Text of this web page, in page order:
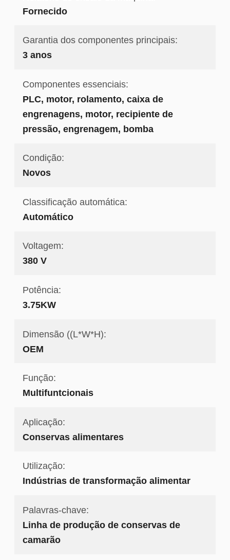
Fornecido
Garantia dos componentes principais:
3 anos
Componentes essenciais:
PLC, motor, rolamento, caixa de
engrenagens, motor, recipiente de
pressão, engrenagem, bomba
Condição:
Novos
Classificação automática:
Automático
Voltagem:
380 V
Potência:
3.75KW
Dimensão ((L*W*H):
OEM
Função:
Multifuntcionais
Aplicação:
Conservas alimentares
Utilização:
Indústrias de transformação alimentar
Palavras-chave:
Linha de produção de conservas de
camarão